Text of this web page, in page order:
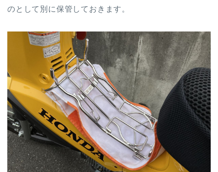
のとして別に保管しておきます。